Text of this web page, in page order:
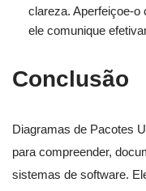
clareza. Aperfeiçoe-o
ele comunique
Conclusão
Diagramas de Pacotes
para compreender,
sistemas de software.